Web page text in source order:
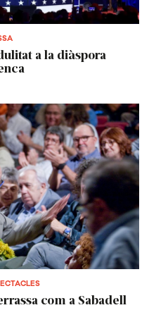
a la diàspora
com a Sabadell